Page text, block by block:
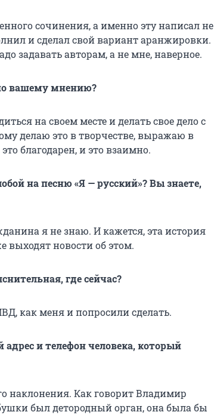
сочинения, а именно эту написал не
и сделал свой вариант аранжировки.
задавать авторам, а не мне, наверное.
вашему мнению?
на своем месте и делать свое дело с
делаю это в творчестве, выражаю в
благодарен, и это взаимно.
на песню «Я — русский»? Вы знаете,
я не знаю. И кажется, эта история
выходят новости об этом.
где сейчас?
как меня и попросили сделать.
и телефон человека, который
наклонения. Как говорит Владимир
был детородный орган, она была бы